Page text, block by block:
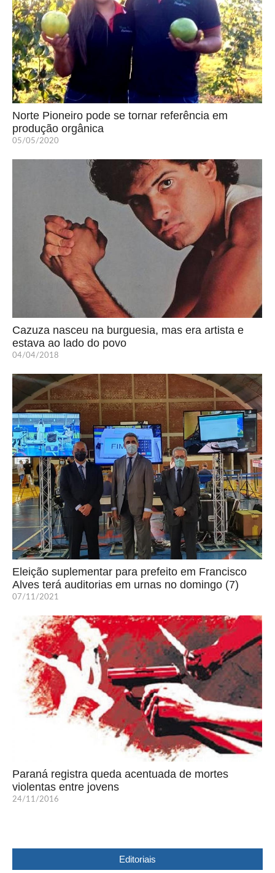
Norte Pioneiro pode se tornar referência em
produção orgânica
05/05/2020
Cazuza nasceu na burguesia, mas era artista e
estava ao lado do povo
04/04/2018
Eleição suplementar para prefeito em Francisco
Alves terá auditorias em urnas no domingo (7)
07/11/2021
Paraná registra queda acentuada de mortes
violentas entre jovens
24/11/2016
Editoriais